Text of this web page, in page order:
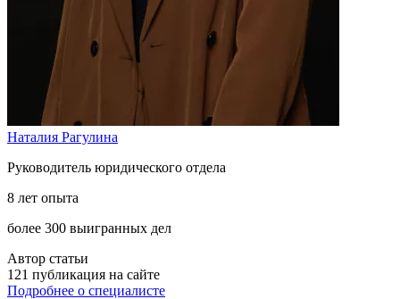
Наталия Рагулина
Руководитель юридического отдела
8 лет опыта
более 300 выигранных дел
Автор статьи
121 публикация на сайте
Подробнее о специалисте